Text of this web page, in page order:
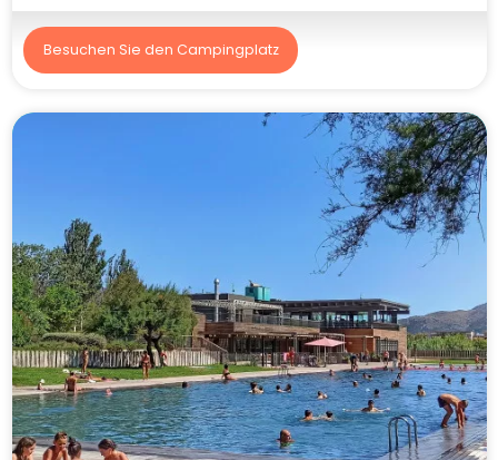
Besuchen Sie den Campingplatz